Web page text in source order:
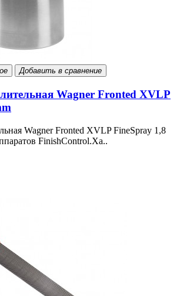
Добавить в сравнение
Wagner Fronted XVLP
Wagner Fronted XVLP FineSpray 1,8
FinishControl.Ха..